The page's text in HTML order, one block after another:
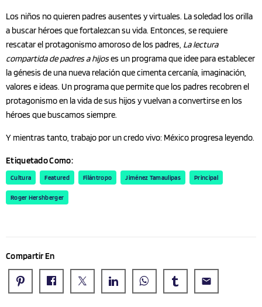
Los niños no quieren padres ausentes y virtuales. La soledad los orilla
a buscar héroes que fortalezcan su vida. Entonces, se requiere
rescatar el protagonismo amoroso de los padres, La lectura
compartida de padres a hijoses un programa que idee para establecer
la génesis de una nueva relación que cimenta cercanía, imaginación,
valores e ideas. Un programa que permite que los padres recobren el
protagonismo en la vida de sus hijos y vuelvan a convertirse en los
héroes que buscamos siempre.
Y mientras tanto, trabajo por un credo vivo: México progresa leyendo.
Etiquetado Como:
Cultura Featured Filántropo Jiménez Tamaulipas Principal
Roger Hershberger
Compartir En
email